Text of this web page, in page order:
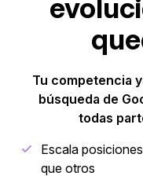
Tu competencia
búsqueda de
todas
Escala
que otros